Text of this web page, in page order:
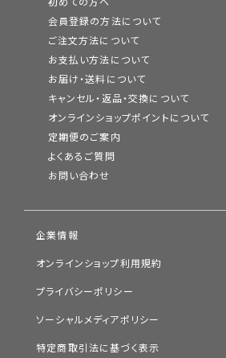
初めての方へ
会員登録の方法について
ご注文方法について
お支払い方法について
お届け・送料について
キャンセル・返品・交換について
オンラインショップポイントについて
定期便のご案内
よくあるご質問
お問い合わせ
企業情報
オンラインショップ利用規約
プライバシーポリシー
ソーシャルメディアポリシー
特定商取引法に基づく表示